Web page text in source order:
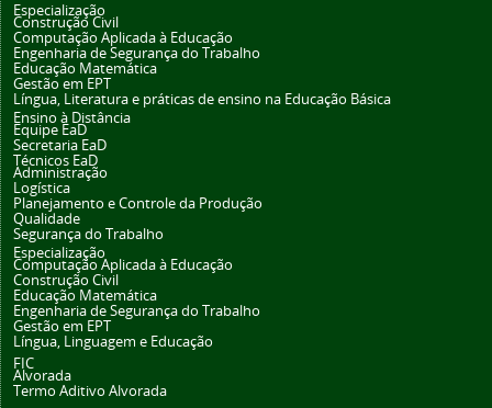
Especialização
Construção Civil
Computação Aplicada à Educação
Engenharia de Segurança do Trabalho
Educação Matemática
Gestão em EPT
Língua, Literatura e práticas de ensino na Educação Básica
Ensino à Distância
Equipe EaD
Secretaria EaD
Técnicos EaD
Administração
Logística
Planejamento e Controle da Produção
Qualidade
Segurança do Trabalho
Especialização
Computação Aplicada à Educação
Construção Civil
Educação Matemática
Engenharia de Segurança do Trabalho
Gestão em EPT
Língua, Linguagem e Educação
FIC
Alvorada
Termo Aditivo Alvorada